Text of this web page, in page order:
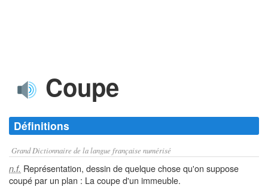
Coupe
Définitions
Grand Dictionnaire de la langue française numérisé
n.f. Représentation, dessin de quelque chose qu'on suppose
coupé par un plan : La coupe d'un immeuble.